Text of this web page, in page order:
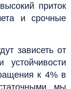
приток
и срочные
зависеть от
к 4% в
мы